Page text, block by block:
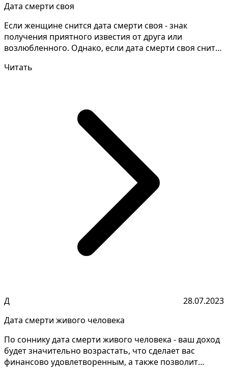
Дата смерти своя
Если женщине снится дата смерти своя - знак
получения приятного известия от друга или
возлюбленного. Однако, если дата смерти своя снится
Читать
Д
28.07.2023
Дата смерти живого человека
По соннику дата смерти живого человека - ваш доход
будет значительно возрастать, что сделает вас
финансово удовлетворенным, а также позволит